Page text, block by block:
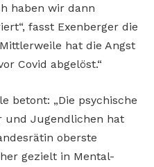
haben wir dann
fasst Exenberger die
hat die Angst
Covid abgelöst.“
betont: „Die psychische
und Jugendlichen hat
oberste
gezielt in Mental-